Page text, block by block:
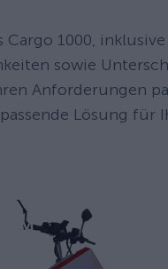
1000,
sowie
Anforderungen
Lösung
M